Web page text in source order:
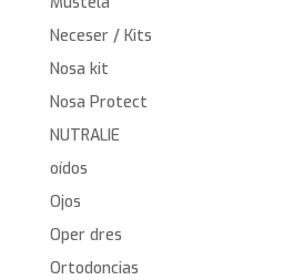
Neceser / Kits
Nosa kit
Nosa Protect
NUTRALIE
oídos
Ojos
Oper dres
Ortodoncias